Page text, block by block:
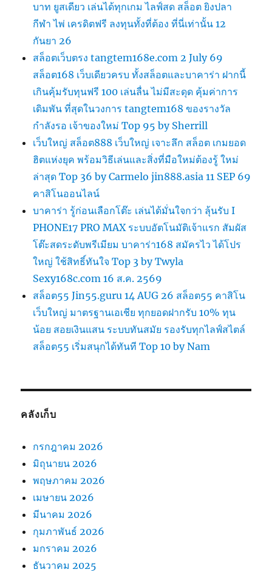
บาท ยูสเดียว เล่นได้ทุกเกม ไลฟ์สด สล็อต ยิงปลา
กีฬา ไพ่ เครดิตฟรี ลงทุนทั้งที่ต้อง ที่นี่เท่านั้น 12
กันยา 26
สล็อตเว็บตรง tangtem168e.com 2 July 69
สล็อต168 เว็บเดียวครบ ทั้งสล็อตและบาคาร่า ฝากนี้
เกินคุ้มรับทุนฟรี 100 เล่นลื่น ไม่มีสะดุด คุ้มค่าการ
เดิมพัน ที่สุดในวงการ tangtem168 ของรางวัล
กำลังรอ เจ้าของใหม่ Top 95 by Sherrill
เว็บใหญ่ สล็อต888 เว็บใหญ่ เจาะลึก สล็อต เกมยอด
ฮิตแห่งยุค พร้อมวิธีเล่นและสิ่งที่มือใหม่ต้องรู้ ใหม่
ล่าสุด Top 36 by Carmelo jin888.asia 11 SEP 69
คาสิโนออนไลน์
บาคาร่า รู้ก่อนเลือกโต๊ะ เล่นได้มั่นใจกว่า ลุ้นรับ I
PHONE17 PRO MAX ระบบอัตโนมัติเจ้าแรก สัมผัส
โต๊ะสดระดับพรีเมียม บาคาร่า168 สมัครไว ได้โปร
ใหญ่ ใช้สิทธิ์ทันใจ Top 3 by Twyla
Sexy168c.com 16 ส.ค. 2569
สล็อต55 Jin55.guru 14 AUG 26 สล็อต55 คาสิโน
เว็บใหญ่ มาตรฐานเอเชีย ทุกยอดฝากรับ 10% ทุน
น้อย สอยเงินแสน ระบบทันสมัย รองรับทุกไลฟ์สไตล์
สล็อต55 เริ่มสนุกได้ทันที Top 10 by Nam
คลังเก็บ
กรกฎาคม 2026
มิถุนายน 2026
พฤษภาคม 2026
เมษายน 2026
มีนาคม 2026
กุมภาพันธ์ 2026
มกราคม 2026
ธันวาคม 2025